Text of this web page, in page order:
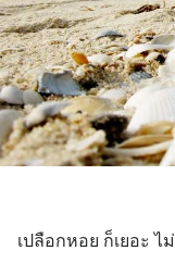
เปลือกหอย ก็เยอะ